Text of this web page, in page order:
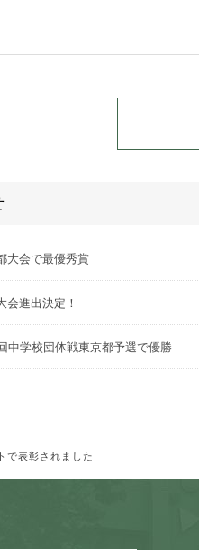
大会で最優秀賞
進出決定！
中学校団体戦東京都予選で優勝
で表彰されました